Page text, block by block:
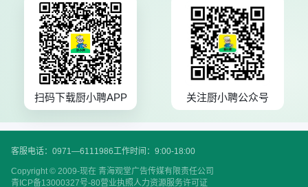
扫码下载厨小聘APP 关注厨小聘公众号
客服电话：0971—6111986工作时间：9:00-18:00
Copyright © 2009-现在 青海观堂广告传媒有限责任公司
青ICP备13000327号-80营业执照人力资源服务许可证